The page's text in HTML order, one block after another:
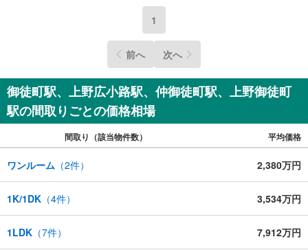
1
前へ 次へ
御徒町駅、上野広小路駅、仲御徒町駅、上野御徒町
駅の間取りごとの価格相場
間取り（該当物件数） 平均価格
ワンルーム （2件） 2,380万円
1K/1DK （4件） 3,534万円
1LDK （7件） 7,912万円